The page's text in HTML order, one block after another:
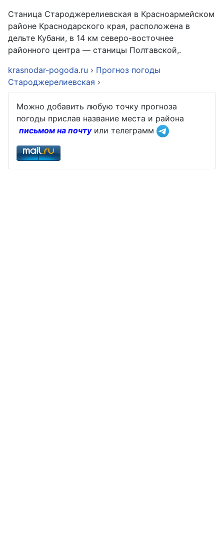
Станица Староджерелиевская в Красноармейском
районе Краснодарского края, расположена в
дельте Кубани, в 14 км северо-восточнее
районного центра — станицы Полтавской,.
krasnodar-pogoda.ru › Прогноз погоды
Староджерелиевская ›
Можно добавить любую точку прогноза
погоды прислав название места и района
письмом на почтуили телеграмм